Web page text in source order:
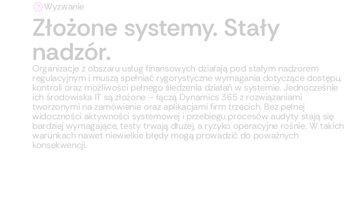
Wyzwanie
Złożone systemy. Stały
nadzór.
Organizacje z obszaru usług finansowych działają pod stałym nadzorem
regulacyjnym i muszą spełniać rygorystyczne wymagania dotyczące dostępu,
kontroli oraz możliwości pełnego śledzenia działań w systemie. Jednocześnie
ich środowiska IT są złożone – łączą Dynamics 365 z rozwiązaniami
tworzonymi na zamówienie oraz aplikacjami firm trzecich. Bez pełnej
widoczności aktywności systemowej i przebiegu procesów audyty stają się
bardziej wymagające, testy trwają dłużej, a ryzyko operacyjne rośnie. W takich
warunkach nawet niewielkie błędy mogą prowadzić do poważnych
konsekwencji.